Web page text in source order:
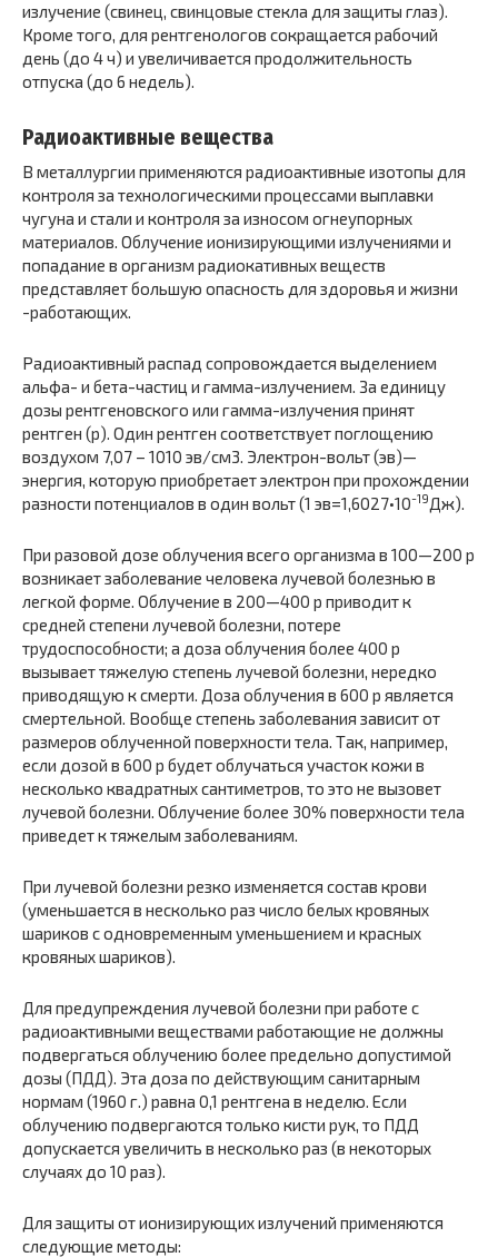
излучение (свинец, свинцовые стекла для защиты глаз).
Кроме того, для рентгенологов сокращается рабочий
день (до 4 ч) и увеличивается продолжительность
отпуска (до 6 недель).
Радиоактивные вещества
В металлургии применяются радиоактивные изотопы для
контроля за технологическими процессами выплавки
чугуна и стали и контроля за износом огнеупорных
материалов. Облучение ионизирующими излучениями и
попадание в организм радиокативных веществ
представляет большую опасность для здоровья и жизни
-работающих.
Радиоактивный распад сопровождается выделением
альфа- и бета-частиц и гамма-излучением. За единицу
дозы рентгеновского или гамма-излучения принят
рентген (р). Один рентген соответствует поглощению
воздухом 7,07 – 1010 эв/см3. Электрон-вольт (эв)—
энергия, которую приобретает электрон при прохождении
разности потенциалов в один вольт (1 эв=1,6027•10-19Дж).
При разовой дозе облучения всего организма в 100—200 р
возникает заболевание человека лучевой болезнью в
легкой форме. Облучение в 200—400 р приводит к
средней степени лучевой болезни, потере
трудоспособности; а доза облучения более 400 р
вызывает тяжелую степень лучевой болезни, нередко
приводящую к смерти. Доза облучения в 600 р является
смертельной. Вообще степень заболевания зависит от
размеров облученной поверхности тела. Так, например,
если дозой в 600 р будет облучаться участок кожи в
несколько квадратных сантиметров, то это не вызовет
лучевой болезни. Облучение более 30% поверхности тела
приведет к тяжелым заболеваниям.
При лучевой болезни резко изменяется состав крови
(уменьшается в несколько раз число белых кровяных
шариков с одновременным уменьшением и красных
кровяных шариков).
Для предупреждения лучевой болезни при работе с
радиоактивными веществами работающие не должны
подвергаться облучению более предельно допустимой
дозы (ПДД). Эта доза по действующим санитарным
нормам (1960 г.) равна 0,1 рентгена в неделю. Если
облучению подвергаются только кисти рук, то ПДД
допускается увеличить в несколько раз (в некоторых
случаях до 10 раз).
Для защиты от ионизирующих излучений применяются
следующие методы: